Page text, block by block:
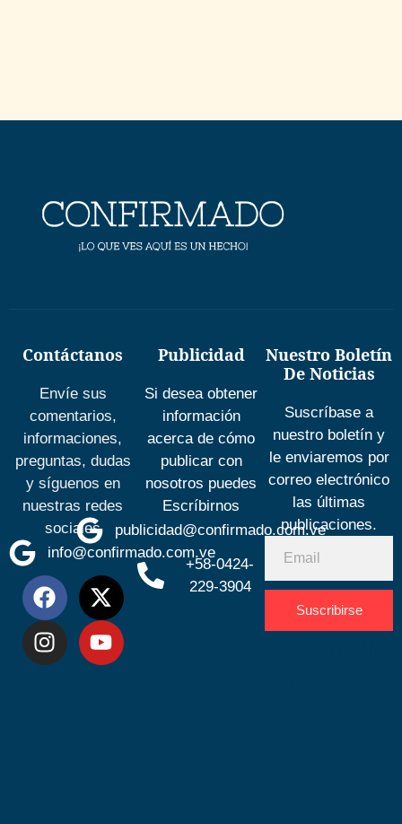
Contáctanos
Envíe sus
comentarios,
informaciones,
preguntas, dudas
y síguenos en
nuestras redes
sociales
info@confirmado.com.ve
Publicidad
Si desea obtener
información
acerca de cómo
publicar con
nosotros puedes
Escríbirnos
publicidad@confirmado.com.ve
+58-0424-
229-3904
Nuestro Boletín
De Noticias
Suscríbase a
nuestro boletín y
le enviaremos por
correo electrónico
las últimas
publicaciones.
Suscribirse